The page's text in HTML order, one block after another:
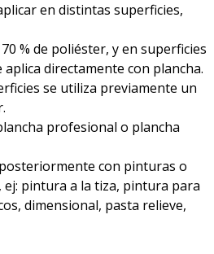
en distintas superficies,
% de poliéster, y en superficies
directamente con plancha.
se utiliza previamente un
profesional o plancha
con pinturas o
ej: pintura a la tiza, pintura para
dimensional, pasta relieve,